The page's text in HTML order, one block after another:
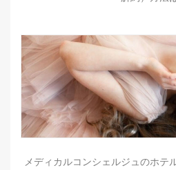
メディカルコンシェルジュのホテ